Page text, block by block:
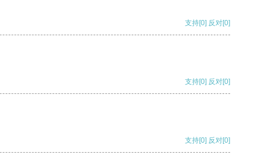
支持[0] 反对[0]
支持[0] 反对[0]
支持[0] 反对[0]